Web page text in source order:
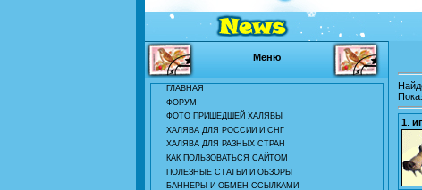
Меню
ГЛАВНАЯ
ФОРУМ
ФОТО ПРИШЕДШЕЙ ХАЛЯВЫ
ХАЛЯВА ДЛЯ РОССИИ И СНГ
ХАЛЯВА ДЛЯ РАЗНЫХ СТРАН
КАК ПОЛЬЗОВАТЬСЯ САЙТОМ
ПОЛЕЗНЫЕ СТАТЬИ И ОБЗОРЫ
БАННЕРЫ И ОБМЕН ССЫЛКАМИ
1